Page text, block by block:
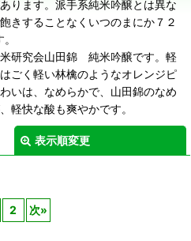
ります。派手系純米吟醸とは異な
きすることなくいつのまにか７２
研究会山田錦 純米吟醸です。軽
ごく軽い林檎のようなオレンジピ
いは、なめらかで、山田錦のなめ
軽快な酸も爽やかです。
表示順変更
2 次»